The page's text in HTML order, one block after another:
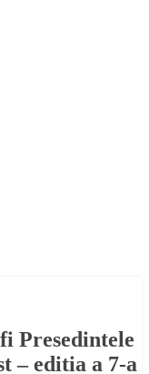
Presedintele
– editia a 7-a